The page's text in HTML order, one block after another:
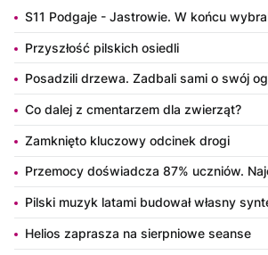
S11 Podgaje - Jastrowie. W końcu
Przyszłość pilskich osiedli
Posadzili drzewa. Zadbali sami o swój
Co dalej z cmentarzem dla zwierząt?
Zamknięto kluczowy odcinek drogi
Przemocy doświadcza 87% uczniów.
Pilski muzyk latami budował własny
Helios zaprasza na sierpniowe seanse